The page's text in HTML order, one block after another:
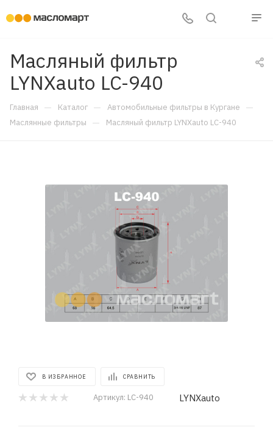
Масляный фильтр
LYNXauto LC-940
Главная — Каталог — Автомобильные фильтры в Кургане —
Маслянные фильтры — Масляный фильтр LYNXauto LC-940
В ИЗБРАННОЕ СРАВНИТЬ
Артикул: LC-940 LYNXauto